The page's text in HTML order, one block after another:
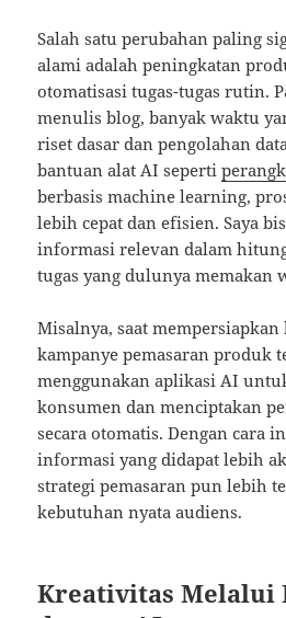
Salah satu perubahan paling
alami adalah peningkatan
otomatisasi tugas-tugas rutin.
menulis blog, banyak waktu
riset dasar dan pengolahan
bantuan alat AI seperti
berbasis machine learning,
lebih cepat dan efisien. Saya
informasi relevan dalam
tugas yang dulunya memakan
Misalnya, saat
kampanye pemasaran produk
menggunakan aplikasi AI
konsumen dan menciptakan
secara otomatis. Dengan cara
informasi yang didapat lebih
strategi pemasaran pun lebih
kebutuhan nyata audiens.
Kreativitas Melalui